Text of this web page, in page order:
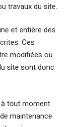
travaux du site.
et entière des
Ces
modifiées ou
site sont donc
tout moment
maintenance